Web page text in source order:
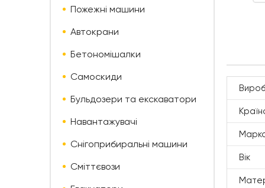
Пожежні машини
Автокрани
Бетономішалки
Самоскиди
Бульдозери та екскаватори
Навантажувачі
Снігоприбиральні машини
Сміттєвози
Вік